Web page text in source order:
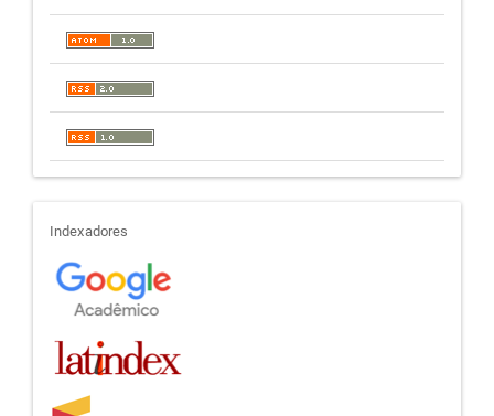
indexadores
Indexadores